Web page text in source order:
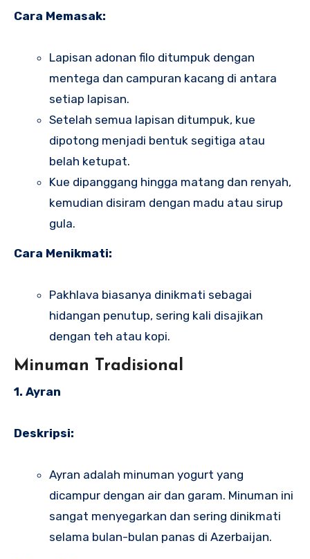
Cara Memasak:
Lapisan adonan filo ditumpuk dengan
mentega dan campuran kacang di antara
setiap lapisan.
Setelah semua lapisan ditumpuk, kue
dipotong menjadi bentuk segitiga atau
belah ketupat.
Kue dipanggang hingga matang dan renyah,
kemudian disiram dengan madu atau sirup
gula.
Cara Menikmati:
Pakhlava biasanya dinikmati sebagai
hidangan penutup, sering kali disajikan
dengan teh atau kopi.
Minuman Tradisional
1. Ayran
Deskripsi:
Ayran adalah minuman yogurt yang
dicampur dengan air dan garam. Minuman ini
sangat menyegarkan dan sering dinikmati
selama bulan-bulan panas di Azerbaijan.